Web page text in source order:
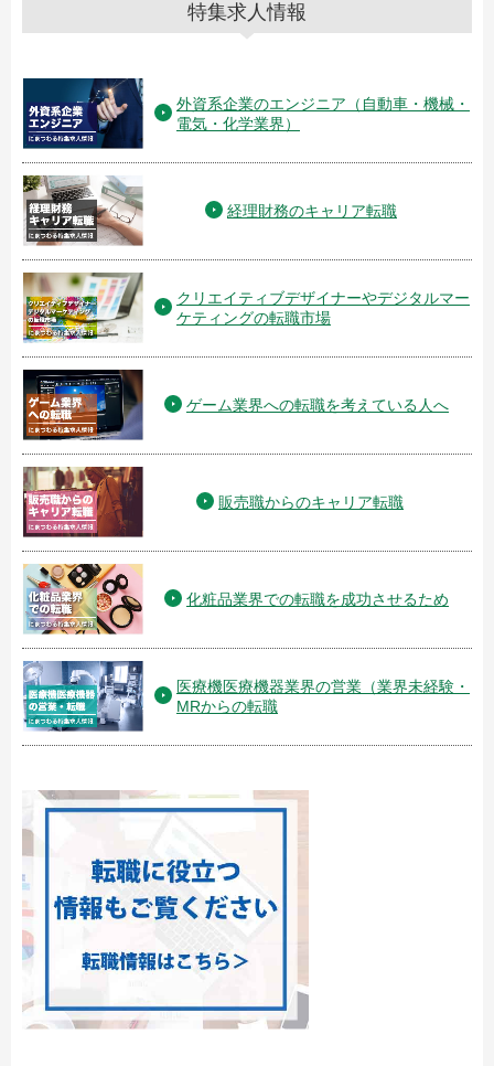
特集求人情報
外資系企業のエンジニア（自動車・機械・
電気・化学業界）
経理財務のキャリア転職
クリエイティブデザイナーやデジタルマー
ケティングの転職市場
ゲーム業界への転職を考えている人へ
販売職からのキャリア転職
化粧品業界での転職を成功させるため
医療機医療機器業界の営業（業界未経験・
MRからの転職